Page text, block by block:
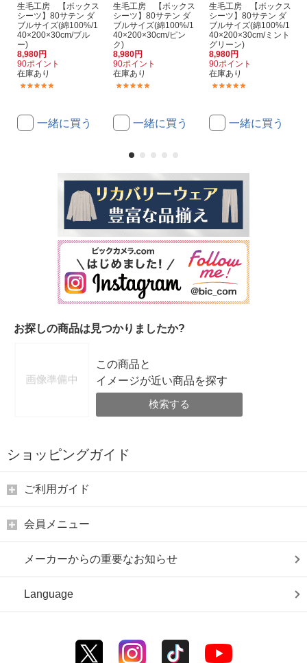
生毛工房 【ボックス
シーツ】80サテン ダ
ブルサイズ(綿100%/1
40×200×30cm/ブル
ー)
8,980円
90ポイント
在庫あり
一緒に買う
生毛工房 【ボックス
シーツ】80サテン ダ
ブルサイズ(綿100%/1
40×200×30cm/ピン
ク)
8,980円
90ポイント
在庫あり
一緒に買う
生毛工房 【ボックス
シーツ】80サテン ダ
ブルサイズ(綿100%/1
40×200×30cm/ミント
グリーン)
8,980円
90ポイント
在庫あり
一緒に買う
お探しの商品は見つかりましたか?
この商品と
イメージが近い商品を探す
検索する
ショッピングガイド
ご利用ガイド
会員メニュー
メーカーからの重要なお知らせ
Language